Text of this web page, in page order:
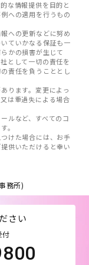
な情報提供を目的と
への適用を行うもの
への更新などに努め
ていかなる保証も一
かの損害が生じて
として一切の責任を
責任を負うこととし
ります。変更によっ
は重過失による場合
ルなど、すべてのコ
。
けた場合には、お手
供いただけると幸い
務所)
さい
付